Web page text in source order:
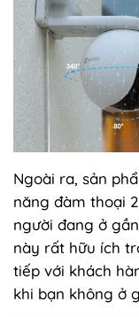
Ngoài ra, sản
năng đàm thoại
người đang ở
này rất hữu ích
tiếp với khách
khi bạn không ở